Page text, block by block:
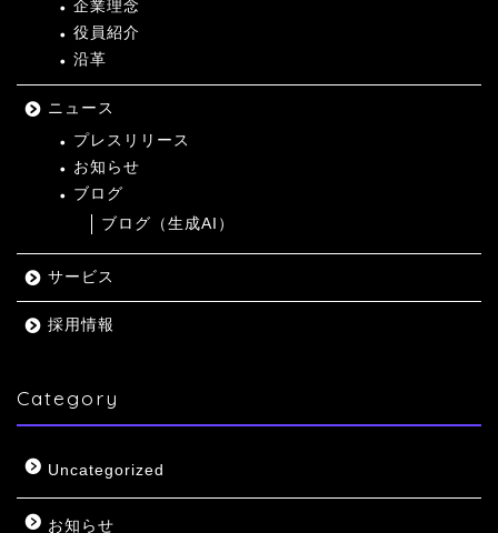
企業理念
役員紹介
沿革
ニュース
プレスリリース
お知らせ
ブログ
ブログ（生成AI）
サービス
採用情報
Category
Uncategorized
お知らせ